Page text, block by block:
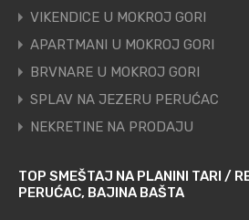
VIKENDICE U MOKROJ GORI
APARTMANI U MOKROJ GORI
BRVNARE U MOKROJ GORI
SPLAV NA JEZERU PERUĆAC
NEKRETINE NA PRODAJU
TOP SMEŠTAJ NA PLANINI TARI /
PERUĆAC, BAJINA BAŠTA